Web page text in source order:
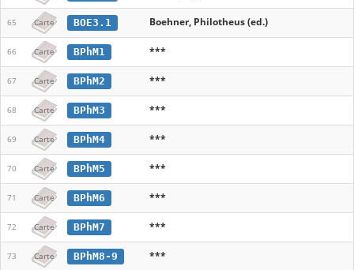
65 Carte BOE3.1 Boehner, Philotheus (ed.)
66 Carte BPhM1 ***
67 Carte BPhM2 ***
68 Carte BPhM3 ***
69 Carte BPhM4 ***
70 Carte BPhM5 ***
71 Carte BPhM6 ***
72 Carte BPhM7 ***
73 Carte BPhM8-9 ***